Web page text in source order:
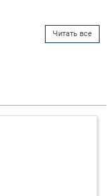
Читать все